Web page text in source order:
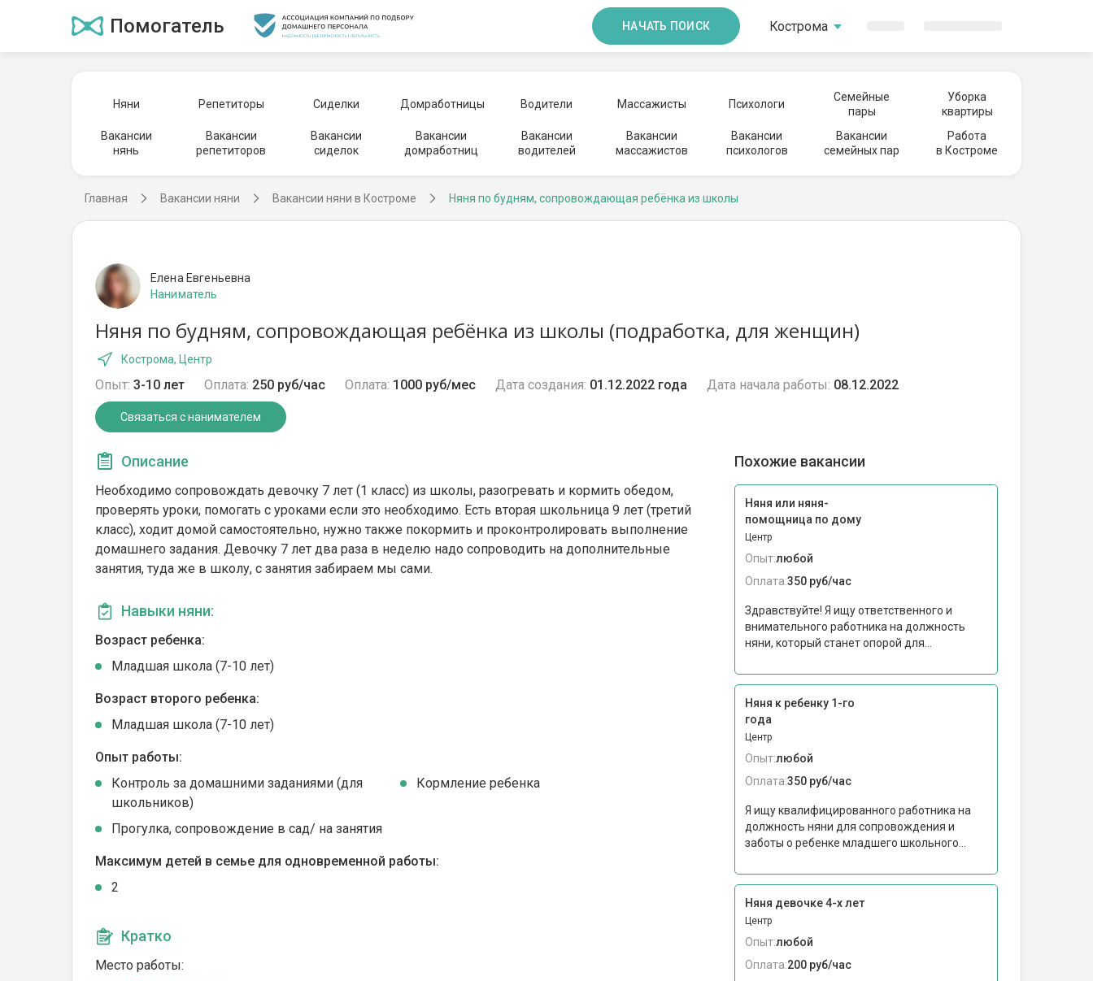
Помогатель НАЧАТЬ ПОИСК Кострома
Няни Репетиторы Сиделки Домработницы Водители Массажисты Психологи
Семейные
пары
Уборка
квартиры
Вакансии
нянь
Вакансии
репетиторов
Вакансии
сиделок
Вакансии
домработниц
Вакансии
водителей
Вакансии
массажистов
Вакансии
психологов
Вакансии
семейных пар
Работа
в Костроме
Главная Вакансии няни Вакансии няни в Костроме Няня по будням, сопровождающая ребёнка из школы
Елена Евгеньевна
Наниматель
Няня по будням, сопровождающая ребёнка из школы (подработка, для женщин)
Кострома, Центр
Опыт: 3-10 лет Оплата: 250 руб/час Оплата: 1000 руб/мес Дата создания: 01.12.2022 года Дата начала работы: 08.12.2022
Связаться с нанимателем
Описание
Необходимо сопровождать девочку 7 лет (1 класс) из школы, разогревать и кормить обедом,
проверять уроки, помогать с уроками если это необходимо. Есть вторая школьница 9 лет (третий
класс), ходит домой самостоятельно, нужно также покормить и проконтролировать выполнение
домашнего задания. Девочку 7 лет два раза в неделю надо сопроводить на дополнительные
занятия, туда же в школу, с занятия забираем мы сами.
Навыки няни:
Возраст ребенка:
Младшая школа (7-10 лет)
Возраст второго ребенка:
Младшая школа (7-10 лет)
Опыт работы:
Контроль за домашними заданиями (для
школьников)
Кормление ребенка
Прогулка, сопровождение в сад/ на занятия
Максимум детей в семье для одновременной работы:
2
Кратко
Место работы:
Похожие вакансии
Няня или няня-
помощница по дому
Центр
Опыт:любой
Оплата:350 руб/час
Здравствуйте! Я ищу ответственного и
внимательного работника на должность
няни, который станет опорой для...
Няня к ребенку 1-го
года
Центр
Опыт:любой
Оплата:350 руб/час
Я ищу квалифицированного работника на
должность няни для сопровождения и
заботы о ребенке младшего школьного...
Няня девочке 4-х лет
Центр
Опыт:любой
Оплата:200 руб/час